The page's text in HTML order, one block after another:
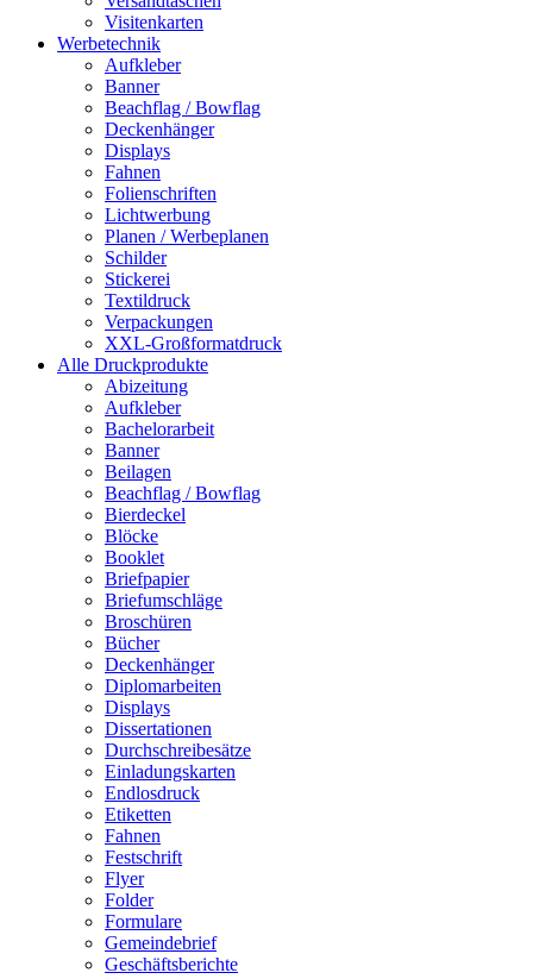
Visitenkarten
Werbetechnik
Aufkleber
Banner
Beachflag / Bowflag
Deckenhänger
Displays
Fahnen
Folienschriften
Lichtwerbung
Planen / Werbeplanen
Schilder
Stickerei
Textildruck
Verpackungen
XXL-Großformatdruck
Alle Druckprodukte
Abizeitung
Aufkleber
Bachelorarbeit
Banner
Beilagen
Beachflag / Bowflag
Bierdeckel
Blöcke
Booklet
Briefpapier
Briefumschläge
Broschüren
Bücher
Deckenhänger
Diplomarbeiten
Displays
Dissertationen
Durchschreibesätze
Einladungskarten
Endlosdruck
Etiketten
Fahnen
Festschrift
Flyer
Folder
Formulare
Gemeindebrief
Geschäftsberichte